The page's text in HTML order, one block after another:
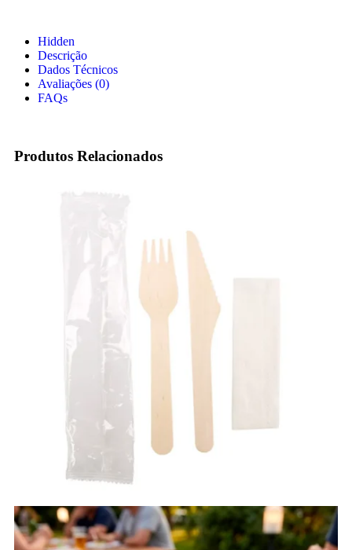
Hidden
Descrição
Dados Técnicos
Avaliações (0)
FAQs
Produtos Relacionados